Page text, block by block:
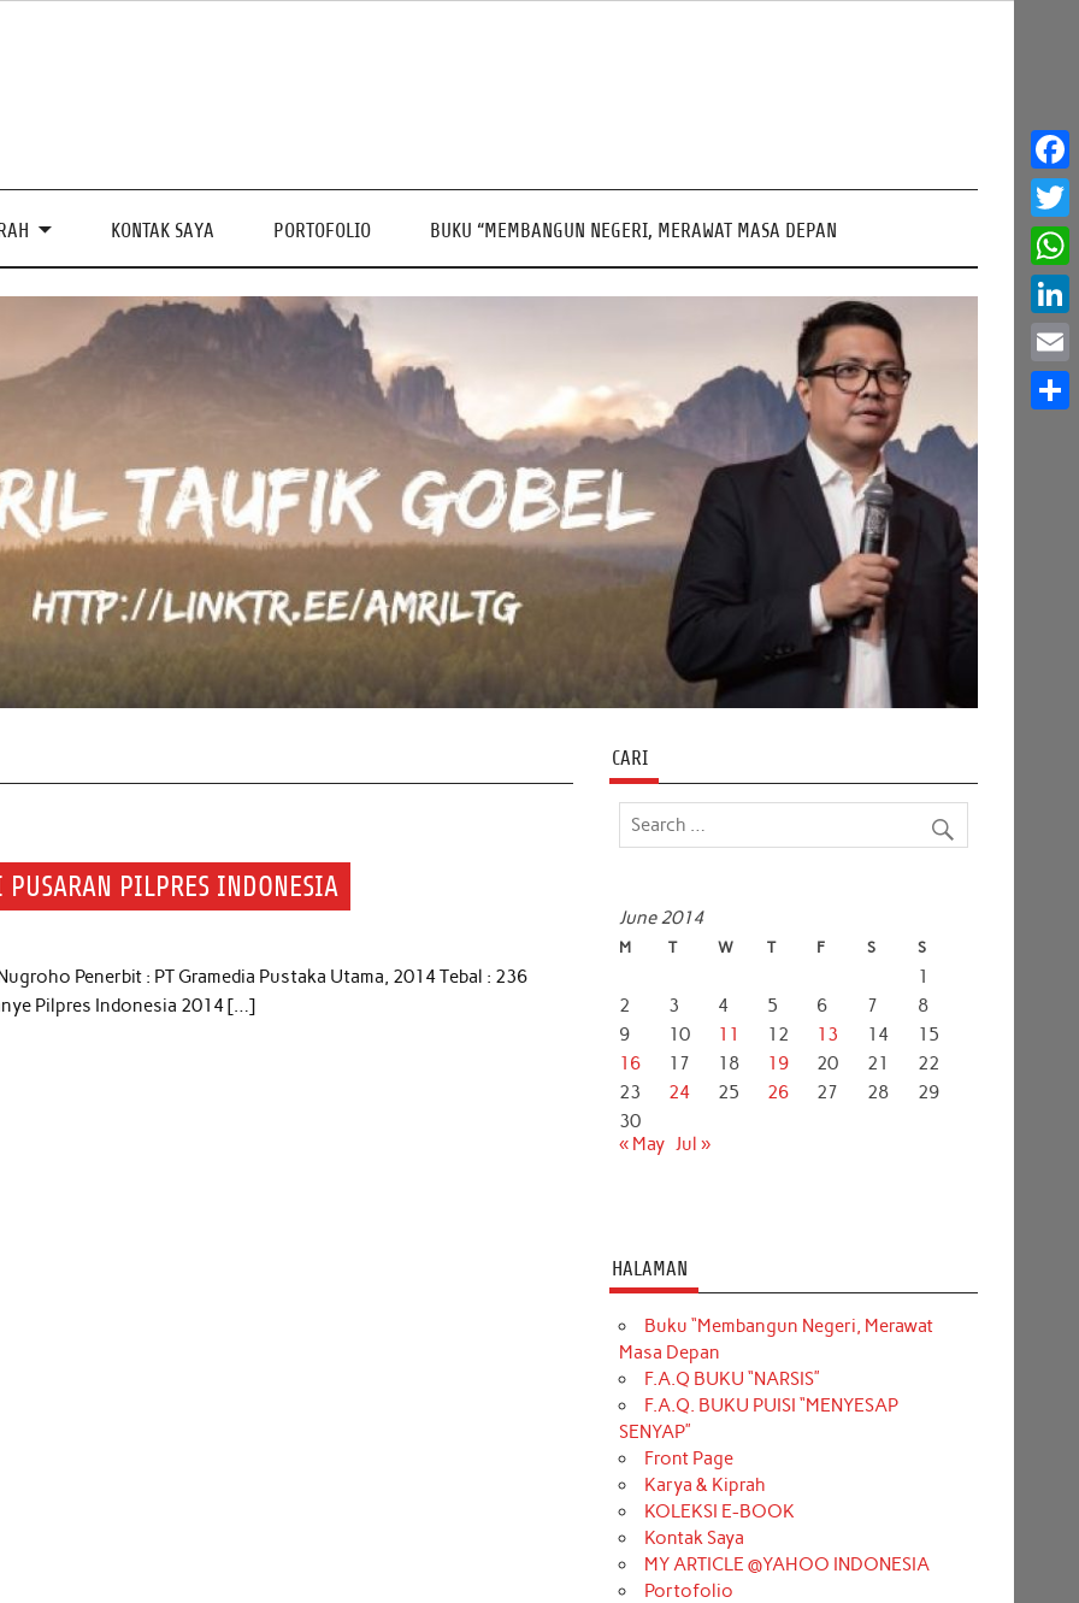
KONTAK SAYA PORTOFOLIO BUKU “MEMBANGUN NEGERI, MERAWAT MASA DEPAN
PILPRES INDONESIA
Penerbit : PT Gramedia Pustaka Utama, 2014 Tebal : 236
Pilpres Indonesia 2014 […]
CARI
June 2014
M T W T F S S
1
2
3 4 5 6 7
8
9
10 11 12 13 14
15
16
17 18 19 20 21
22
23
24 25 26 27 28
29
30
« May Jul »
HALAMAN
Buku “Membangun Negeri, Merawat
Masa Depan
F.A.Q BUKU “NARSIS”
F.A.Q. BUKU PUISI “MENYESAP
SENYAP”
Front Page
Karya & Kiprah
KOLEKSI E-BOOK
Kontak Saya
MY ARTICLE @YAHOO INDONESIA
Portofolio
Email